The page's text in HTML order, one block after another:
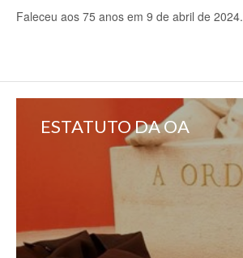
Faleceu aos 75 anos em 9 de abril de 2024.
ESTATUTO DA OA